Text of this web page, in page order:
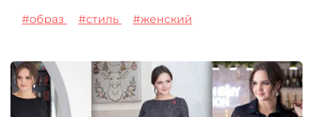
#образ #стиль #женский